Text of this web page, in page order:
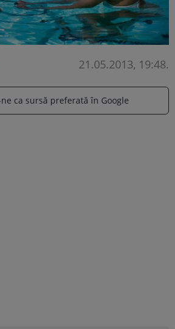
21.05.2013, 19:48.
ca sursă preferată în Google